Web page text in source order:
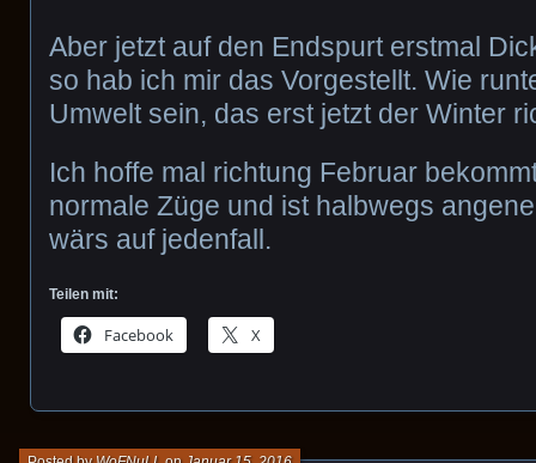
Aber jetzt auf den Endspurt erstmal
so hab ich mir das Vorgestellt. Wie
Umwelt sein, das erst jetzt der Winter
Ich hoffe mal richtung Februar
normale Züge und ist halbwegs
wärs auf jedenfall.
Teilen mit:
Facebook X